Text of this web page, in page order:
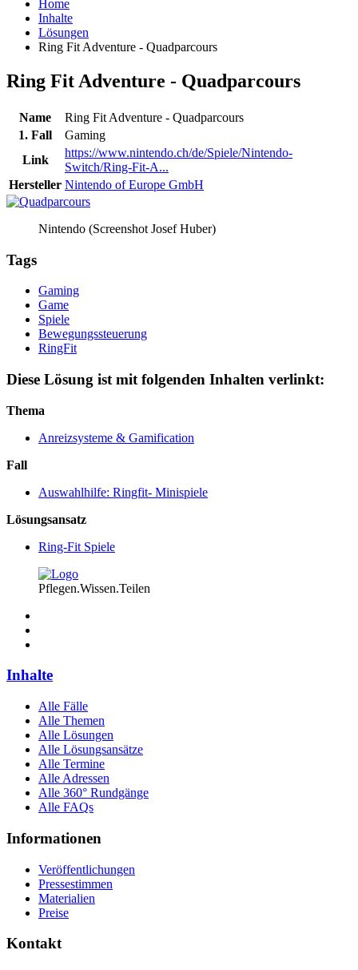
Home
Inhalte
Lösungen
Ring Fit Adventure - Quadparcours
Ring Fit Adventure - Quadparcours
Name
Ring Fit Adventure - Quadparcours
1. Fall
Gaming
Link
https://www.nintendo.ch/de/Spiele/Nintendo-
Switch/Ring-Fit-A...
Hersteller Nintendo of Europe GmbH
Nintendo (Screenshot Josef Huber)
Tags
Gaming
Game
Spiele
Bewegungssteuerung
RingFit
Diese Lösung ist mit folgenden Inhalten verlinkt:
Thema
Anreizsysteme & Gamification
Fall
Auswahlhilfe: Ringfit- Minispiele
Lösungsansatz
Ring-Fit Spiele
Pflegen.Wissen.Teilen
Inhalte
Alle Fälle
Alle Themen
Alle Lösungen
Alle Lösungsansätze
Alle Termine
Alle Adressen
Alle 360° Rundgänge
Alle FAQs
Informationen
Veröffentlichungen
Pressestimmen
Materialien
Preise
Kontakt